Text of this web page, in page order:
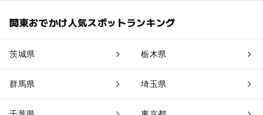
関東おでかけ人気スポットランキング
茨城県 栃木県
群馬県 埼玉県